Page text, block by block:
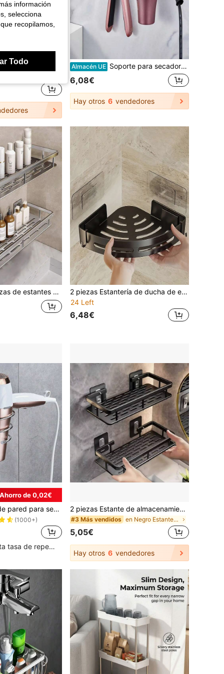
Almacén UE Soporte para secador de pelo, estante de almacenamiento para secador de pelo montado en la pared sin perforación para baños, estante de almacenamiento para planchas eléctricas, estante de almacenamiento para rizadores de pelo para peluquerías en baños, soporte para tabla de planchar, accesorios de baño, decoración de habitaciones, accesorios de baño
6,08€
Hay otros 6 vendedores
para pared de baño, sin taladro, adecuados para baño, tocador, accesorios de cocina y baño
2 piezas Estantería de ducha de esquina, estante de almacenamiento de baño de material de PP reforzado, estante de ducha interior, estante de champú de pared de ducha, caja de almacenamiento de cocina y baño, canasta de ducha, estante triangular ahorrador de espacio - Estante de almacenamiento de champú, gel de baño y cosméticos resistente montado en la pared - Fácil instalación, diseño antideslizante, accesorios de baño, regalo del Día de la Madre
24 Left
6,48€
Ahorro de 0,02€
1 pieza Soporte de pared para secador de pelo con diseño espiral para baño, organizador doméstico con adhesivo sin clavos ni rastros, estante de almacenamiento para el cuidado del cabello
(1000+)
Clientes con alta tasa de repetición
2 piezas Estante de almacenamiento de baño sin agujeros, estante adhesivo impermeable para el baño, estante para champú y gel de ducha, estante colgante multifuncional, estante de almacenamiento, estante de ducha (negro), estante de ducha
#3 Más vendidos en Negro Estantes y estanterías de almacenamiento
5,05€
Hay otros 6 vendedores
información
selecciona
recopilamos,
Todo